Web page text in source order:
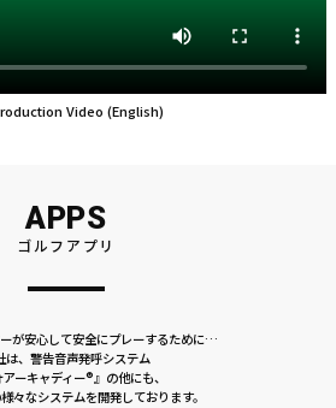
Video (English)
APPS
ゴルフアプリ
が安心して安全にプレーするために…
は、警告音声発呼システム
アーキャディー®』の他にも、
々なシステムを開発しております。